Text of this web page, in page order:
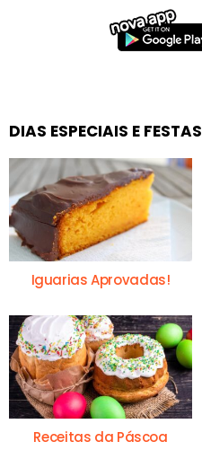
DIAS ESPECIAIS E FESTAS
Iguarias Aprovadas!
Receitas da Páscoa